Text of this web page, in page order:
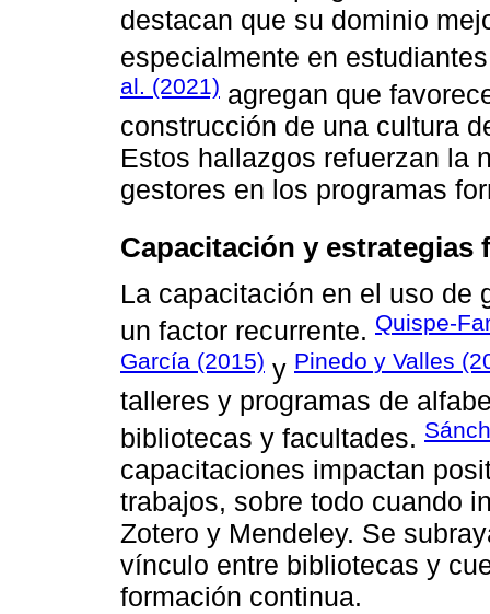
destacan que su dominio
especialmente en
al. (2021) agregan que
construcción de una cultura
Estos hallazgos refuerzan la
gestores en los programas
Capacitación y estrategias
La capacitación en el uso de
un factor recurrente. Quispe-
García (2015) y Pinedo y Valles
talleres y programas de
bibliotecas y facultades.
capacitaciones impactan
trabajos, sobre todo cuando
Zotero y Mendeley. Se
vínculo entre bibliotecas y
formación continua.